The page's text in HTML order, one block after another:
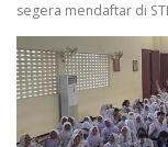
segera mendaftar di